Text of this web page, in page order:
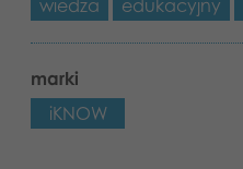
wiedza
edukacyjny
marki
iKNOW